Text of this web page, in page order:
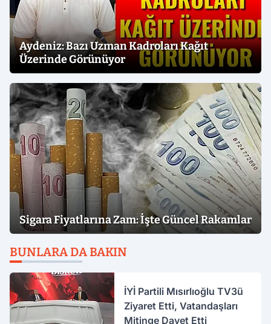
Aydeniz: Bazı Uzman Kadroları Kağıt
Üzerinde Görünüyor
Sigara Fiyatlarına Zam: İşte Güncel Rakamlar
BUNLARA DA BAKIN
İYİ Partili Mısırlıoğlu TV3ü
Ziyaret Etti, Vatandaşları
Mitinge Davet Etti